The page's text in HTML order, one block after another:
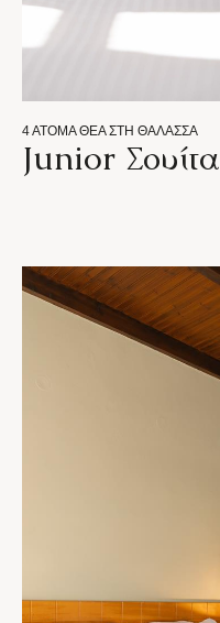
4 ΆΤΟΜΑΘΈΑ ΣΤΗ ΘΆΛΑΣΣΑ
Junior Σουίτα